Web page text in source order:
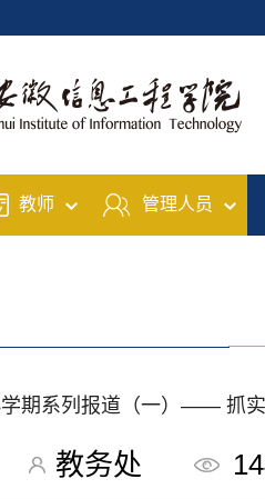
教师 管理人员
期系列报道（一）—— 抓
教务处